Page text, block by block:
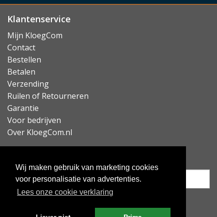
Wij maken gebruik van marketing cookies
voor personalisatie van advertenties.
Lees onze cookie verklaring
Klantenservice
Mijn KloegCom
Contact
Bestellen
Betalen
Verzending
Ruilen of Retourneren
Garantie
Voor bedrijven
Over KloegCom.nl